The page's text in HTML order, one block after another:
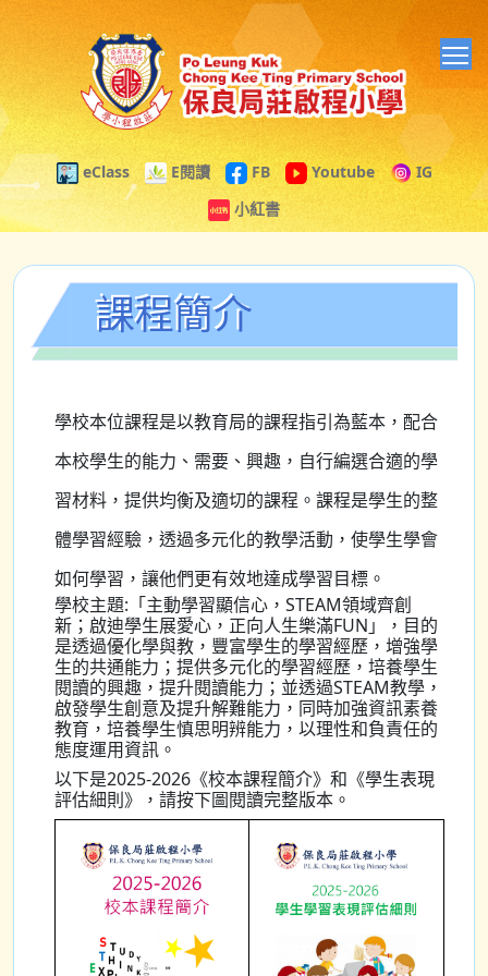
eClass E閱讀 FB Youtube
IG
小紅書
課程簡介
學校本位課程是以教育局的課程指引為藍本，配合
本校學生的能力、需要、興趣，自行編選合適的學
習材料，提供均衡及適切的課程。課程是學生的整
體學習經驗，透過多元化的教學活動，使學生學會
如何學習，讓他們更有效地達成學習目標。
學校主題:「主動學習顯信心，STEAM領域齊創
新；啟迪學生展愛心，正向人生樂滿FUN」，目的
是透過優化學與教，豐富學生的學習經歷，增強學
生的共通能力；提供多元化的學習經歷，培養學生
閱讀的興趣，提升閱讀能力；並透過STEAM教學，
啟發學生創意及提升解難能力，同時加強資訊素養
教育，培養學生慎思明辨能力，以理性和負責任的
態度運用資訊。
以下是2025-2026《校本課程簡介》和《學生表現
評估細則》，請按下圖閱讀完整版本。